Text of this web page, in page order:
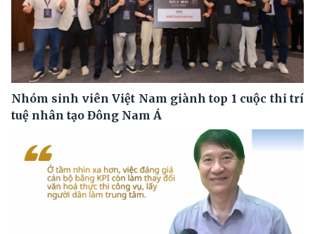
Nhóm sinh viên Việt Nam giành top 1 cuộc thi trí
tuệ nhân tạo Đông Nam Á